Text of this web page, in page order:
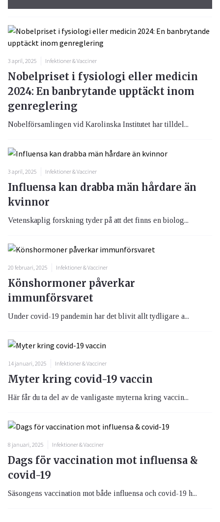
3 april, 2025 Infektioner & Vacciner
Nobelpriset i fysiologi eller medicin
2024: En banbrytande upptäckt inom
genreglering
Nobelförsamlingen vid Karolinska Institutet har tilldel...
3 april, 2025 Infektioner & Vacciner
Influensa kan drabba män hårdare än
kvinnor
Vetenskaplig forskning tyder på att det finns en biolog...
20 februari, 2025 Infektioner & Vacciner
Könshormoner påverkar
immunförsvaret
Under covid-19 pandemin har det blivit allt tydligare a...
14 januari, 2025 Infektioner & Vacciner
Myter kring covid-19 vaccin
Här får du ta del av de vanligaste myterna kring vaccin...
8 januari, 2025 Infektioner & Vacciner
Dags för vaccination mot influensa &
covid-19
Säsongens vaccination mot både influensa och covid-19 h...